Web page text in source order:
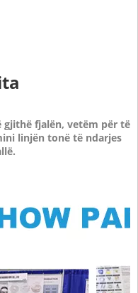
gjithë fjalën, vetëm për të
linjën tonë të ndarjes